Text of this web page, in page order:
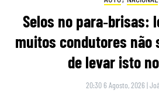
Selos no para‑brisas:
muitos condutores não
de levar isto
20:30 6 Agosto, 2026 |